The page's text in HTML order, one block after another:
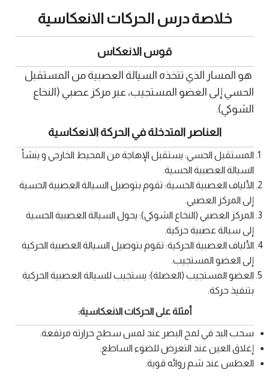
خلاصة درس الحركات الانعكاسية
قوس الانعكاس
هو المسار الذي تتخذه السيالة العصبية من المستقبل
الحسي إلى العضو المستجيب، عبر مركز عصبي (النخاع
الشوكي).
العناصر المتدخلة في الحركة الانعكاسية
المستقبل الحسي: يستقبل الإهاجة من المحيط الخارجي و ينشأ
السيالة العصبية الحسية.
الألياف العصبية الحسية: تقوم بتوصيل السيالة العصبية الحسية
إلى المركز العصبي.
المركز العصبي (النخاع الشوكي): يحول السيالة العصبية الحسية
إلى سيالة عصبية حركية.
الألياف العصبية الحركية: تقوم بتوصيل السيالة العصبية الحركية
إلى العضو المستجيب.
العضو المستجيب (العضلة): يستجيب للسيالة العصبية الحركية
بتنفيذ حركة.
أمثلة على الحركات الانعكاسية:
سحب اليد في لمح البصر عند لمس سطح حرارته مرتفعة.
إغلاق العين عند التعرض للضوء الساطع.
العطس عند شم روائه قوية.